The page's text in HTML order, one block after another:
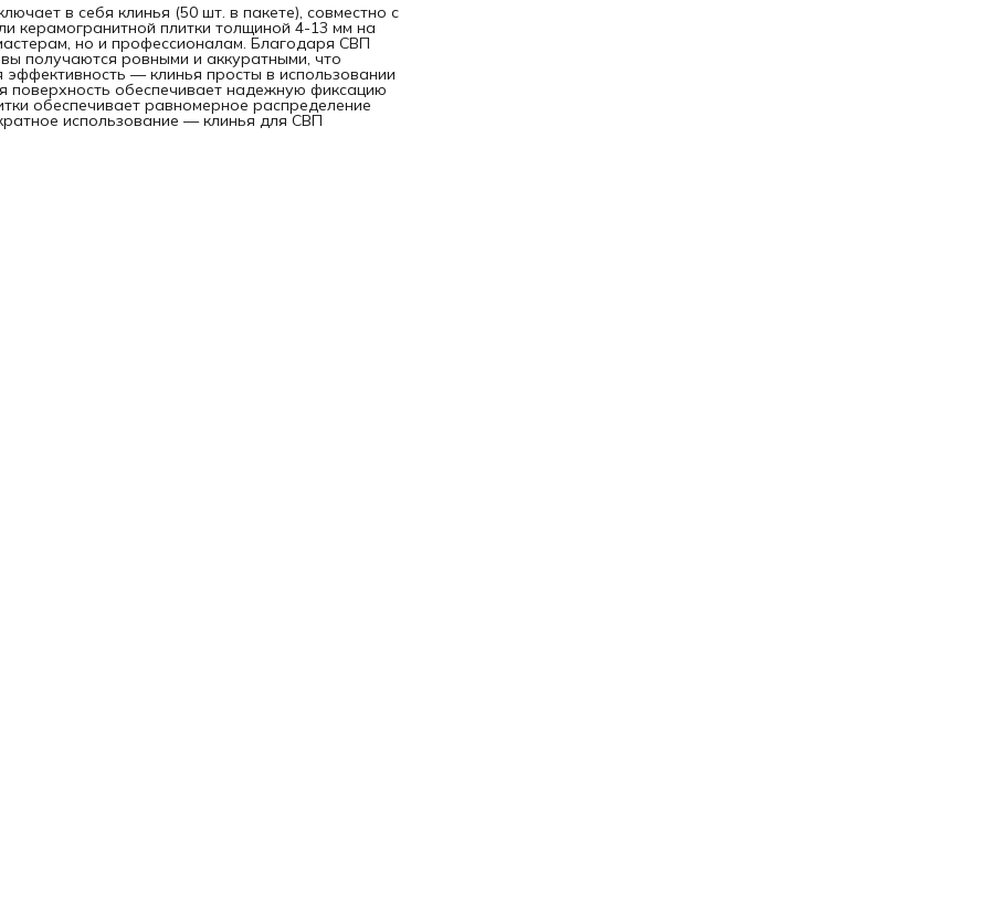
в себя клинья (50 шт. в пакете), совместно с
керамогранитной плитки толщиной 4-13 мм на
но и профессионалам. Благодаря СВП
получаются ровными и аккуратными, что
— клинья просты в использовании
поверхность обеспечивает надежную фиксацию
обеспечивает равномерное распределение
использование — клинья для СВП